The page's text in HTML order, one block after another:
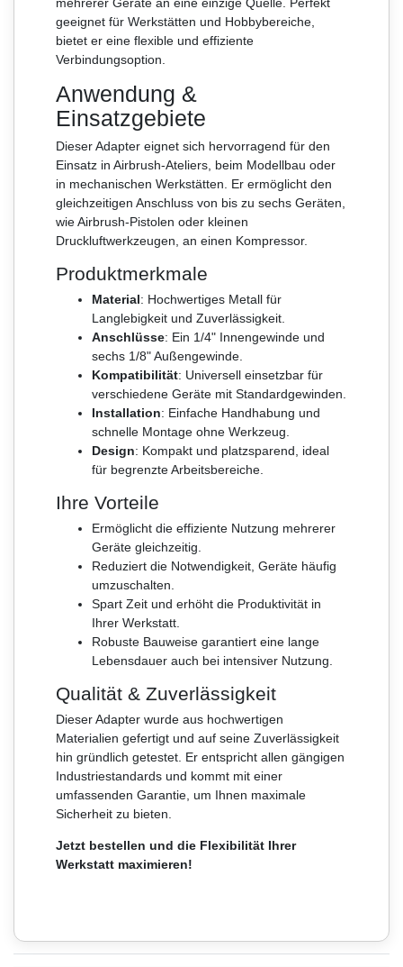
geeignet für Werkstätten und Hobbybereiche,
bietet er eine flexible und effiziente
Verbindungsoption.
Anwendung &
Einsatzgebiete
Dieser Adapter eignet sich hervorragend für den
Einsatz in Airbrush-Ateliers, beim Modellbau oder
in mechanischen Werkstätten. Er ermöglicht den
gleichzeitigen Anschluss von bis zu sechs Geräten,
wie Airbrush-Pistolen oder kleinen
Druckluftwerkzeugen, an einen Kompressor.
Produktmerkmale
Material: Hochwertiges Metall für
Langlebigkeit und Zuverlässigkeit.
Anschlüsse: Ein 1/4" Innengewinde und
sechs 1/8" Außengewinde.
Kompatibilität: Universell einsetzbar für
verschiedene Geräte mit Standardgewinden.
Installation: Einfache Handhabung und
schnelle Montage ohne Werkzeug.
Design: Kompakt und platzsparend, ideal
für begrenzte Arbeitsbereiche.
Ihre Vorteile
Ermöglicht die effiziente Nutzung mehrerer
Geräte gleichzeitig.
Reduziert die Notwendigkeit, Geräte häufig
umzuschalten.
Spart Zeit und erhöht die Produktivität in
Ihrer Werkstatt.
Robuste Bauweise garantiert eine lange
Lebensdauer auch bei intensiver Nutzung.
Qualität & Zuverlässigkeit
Dieser Adapter wurde aus hochwertigen
Materialien gefertigt und auf seine Zuverlässigkeit
hin gründlich getestet. Er entspricht allen gängigen
Industriestandards und kommt mit einer
umfassenden Garantie, um Ihnen maximale
Sicherheit zu bieten.
Jetzt bestellen und die Flexibilität Ihrer
Werkstatt maximieren!